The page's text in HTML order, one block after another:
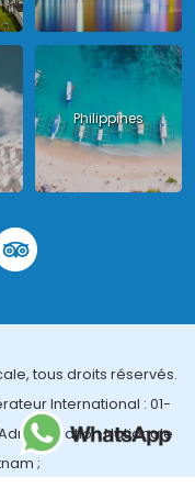
Philippines
tous droits réservés.
International : 01-
Nationale
;